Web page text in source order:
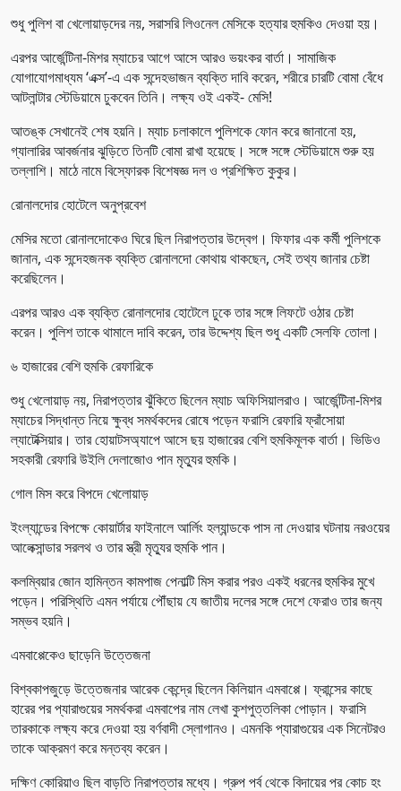
শুধু পুলিশ বা খেলোয়াড়দের নয়, সরাসরি লিওনেল মেসিকে হত্যার হুমকিও দেওয়া হয়।
এরপর আর্জেন্টিনা-মিশর ম্যাচের আগে আসে আরও ভয়ংকর বার্তা। সামাজিক
যোগাযোগমাধ্যম ‘এক্স’-এ এক সন্দেহভাজন ব্যক্তি দাবি করেন, শরীরে চারটি বোমা বেঁধে
আটলান্টার স্টেডিয়ামে ঢুকবেন তিনি। লক্ষ্য ওই একই- মেসি!
আতঙ্ক সেখানেই শেষ হয়নি। ম্যাচ চলাকালে পুলিশকে ফোন করে জানানো হয়,
গ্যালারির আবর্জনার ঝুড়িতে তিনটি বোমা রাখা হয়েছে। সঙ্গে সঙ্গে স্টেডিয়ামে শুরু হয়
তল্লাশি। মাঠে নামে বিস্ফোরক বিশেষজ্ঞ দল ও প্রশিক্ষিত কুকুর।
রোনালদোর হোটেলে অনুপ্রবেশ
মেসির মতো রোনালদোকেও ঘিরে ছিল নিরাপত্তার উদ্বেগ। ফিফার এক কর্মী পুলিশকে
জানান, এক সন্দেহজনক ব্যক্তি রোনালদো কোথায় থাকছেন, সেই তথ্য জানার চেষ্টা
করেছিলেন।
এরপর আরও এক ব্যক্তি রোনালদোর হোটেলে ঢুকে তার সঙ্গে লিফটে ওঠার চেষ্টা
করেন। পুলিশ তাকে থামালে দাবি করেন, তার উদ্দেশ্য ছিল শুধু একটি সেলফি তোলা।
৬ হাজারের বেশি হুমকি রেফারিকে
শুধু খেলোয়াড় নয়, নিরাপত্তার ঝুঁকিতে ছিলেন ম্যাচ অফিসিয়ালরাও। আর্জেন্টিনা-মিশর
ম্যাচের সিদ্ধান্ত নিয়ে ক্ষুব্ধ সমর্থকদের রোষে পড়েন ফরাসি রেফারি ফ্রাঁসোয়া
ল্যাটেক্সিয়ার। তার হোয়াটসঅ্যাপে আসে ছয় হাজারের বেশি হুমকিমূলক বার্তা। ভিডিও
সহকারী রেফারি উইলি দেলাজোও পান মৃত্যুর হুমকি।
গোল মিস করে বিপদে খেলোয়াড়
ইংল্যান্ডের বিপক্ষে কোয়ার্টার ফাইনালে আর্লিং হল্যান্ডকে পাস না দেওয়ার ঘটনায় নরওয়ের
আলেক্সান্ডার সরলথ ও তার স্ত্রী মৃত্যুর হুমকি পান।
কলম্বিয়ার জোন হামিন্তন কামপাজ পেনাল্টি মিস করার পরও একই ধরনের হুমকির মুখে
পড়েন। পরিস্থিতি এমন পর্যায়ে পৌঁছায় যে জাতীয় দলের সঙ্গে দেশে ফেরাও তার জন্য
সম্ভব হয়নি।
এমবাপ্পেকেও ছাড়েনি উত্তেজনা
বিশ্বকাপজুড়ে উত্তেজনার আরেক কেন্দ্রে ছিলেন কিলিয়ান এমবাপ্পে। ফ্রান্সের কাছে
হারের পর প্যারাগুয়ের সমর্থকরা এমবাপের নাম লেখা কুশপুত্তলিকা পোড়ান। ফরাসি
তারকাকে লক্ষ্য করে দেওয়া হয় বর্ণবাদী স্লোগানও। এমনকি প্যারাগুয়ের এক সিনেটরও
তাকে আক্রমণ করে মন্তব্য করেন।
দক্ষিণ কোরিয়াও ছিল বাড়তি নিরাপত্তার মধ্যে। গ্রুপ পর্ব থেকে বিদায়ের পর কোচ হং